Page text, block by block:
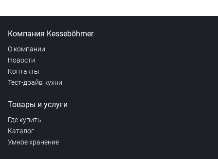
Компания Kesseböhmer
О компании
Новости
Контакты
Тест-драйв кухни
Товары и услуги
Где купить
Каталог
Умное хранение